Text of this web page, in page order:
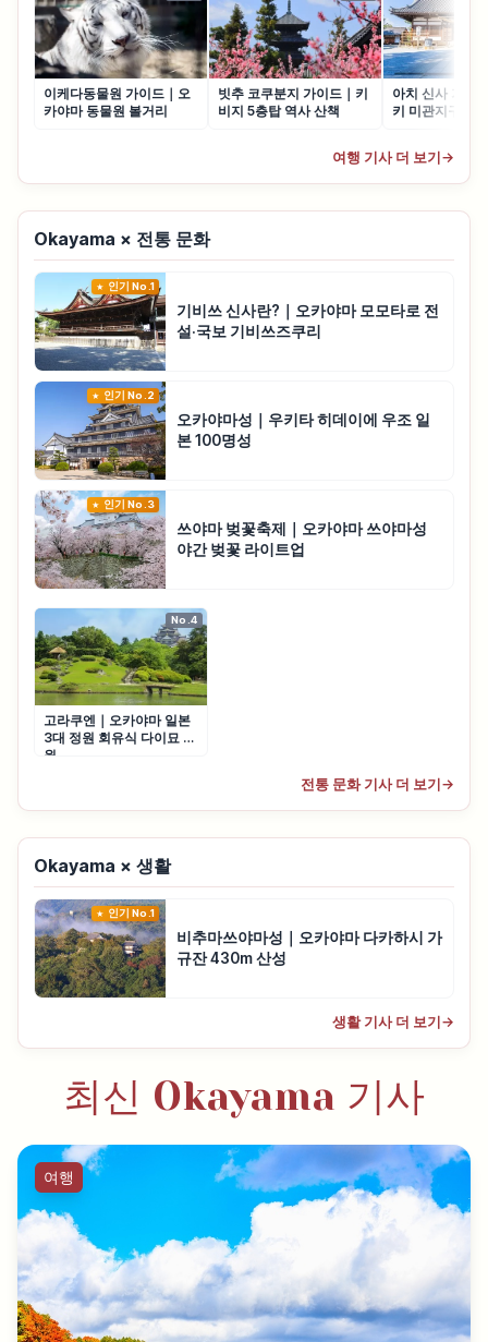
이케다동물원 가이드｜오
카야마 동물원 볼거리
빗추 코쿠분지 가이드｜키
비지 5층탑 역사 산책
아치 신사 가이
키 미관지구 신
여행 기사 더 보기 →
Okayama × 전통 문화
인기 No.1
기비쓰 신사란?｜오카야마 모모타로 전
설·국보 기비쓰즈쿠리
인기 No.2
오카야마성｜우키타 히데이에 우조 일
본 100명성
인기 No.3
쓰야마 벚꽃축제｜오카야마 쓰야마성
야간 벚꽃 라이트업
No.4
고라쿠엔｜오카야마 일본
3대 정원 회유식 다이묘 정
원
전통 문화 기사 더 보기 →
Okayama × 생활
인기 No.1
비추마쓰야마성｜오카야마 다카하시 가
규잔 430m 산성
생활 기사 더 보기 →
최신 Okayama 기사
여행